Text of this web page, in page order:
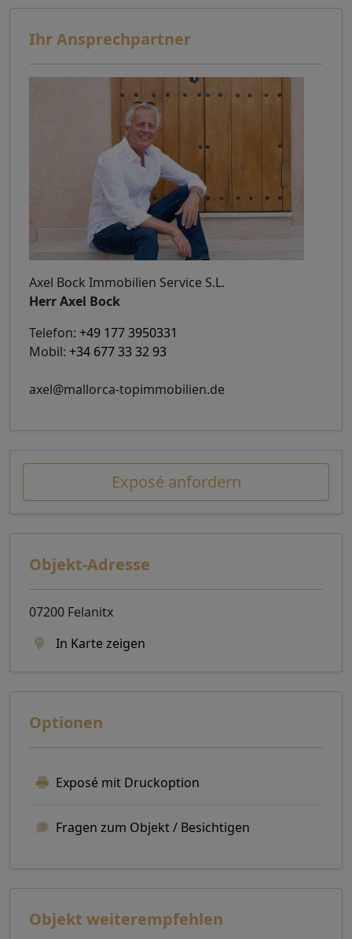
Ihr Ansprechpartner
Axel Bock Immobilien Service S.L.
Herr Axel Bock
Telefon: +49 177 3950331
Mobil: +34 677 33 32 93
axel@mallorca-topimmobilien.de
Exposé anfordern
Objekt-Adresse
07200 Felanitx
In Karte zeigen
Optionen
Exposé mit Druckoption
Fragen zum Objekt / Besichtigen
Objekt weiterempfehlen